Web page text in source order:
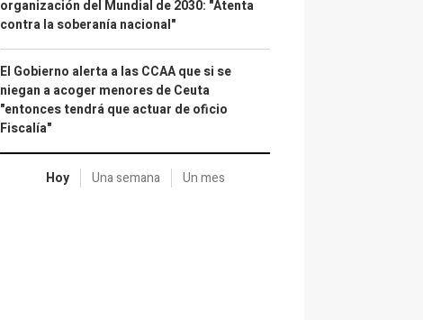
organización del Mundial de 2030: "Atenta
contra la soberanía nacional"
El Gobierno alerta a las CCAA que si se
niegan a acoger menores de Ceuta
"entonces tendrá que actuar de oficio
Fiscalía"
Hoy Una semana Un mes